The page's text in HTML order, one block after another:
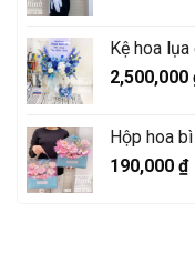
Kệ hoa
2,500,000
Hộp hoa
190,000 ₫